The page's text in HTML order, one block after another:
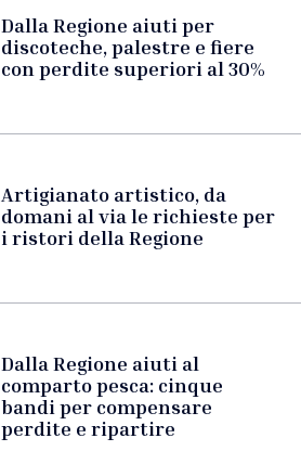
Dalla Regione aiuti per
discoteche, palestre e fiere
con perdite superiori al 30%
Artigianato artistico, da
domani al via le richieste per
i ristori della Regione
Dalla Regione aiuti al
comparto pesca: cinque
bandi per compensare
perdite e ripartire